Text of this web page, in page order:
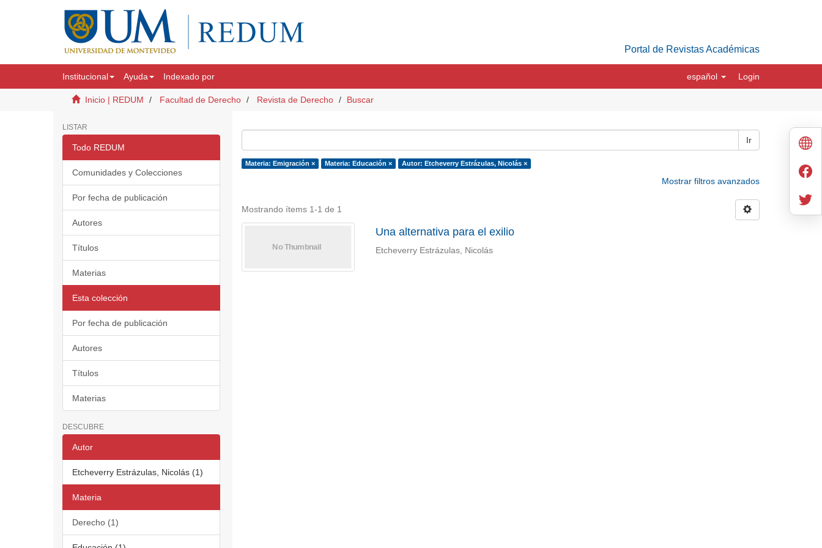
Portal de Revistas Académicas
Institucional Ayuda Indexado por español Login
Inicio | REDUM Facultad de Derecho Revista de Derecho Buscar
LISTAR
Todo REDUM
Comunidades y Colecciones
Por fecha de publicación
Autores
Títulos
Materias
Esta colección
Por fecha de publicación
Autores
Títulos
Materias
DESCUBRE
Autor
Etcheverry Estrázulas, Nicolás (1)
Materia
Derecho (1)
Ir
Materia: Emigración × Materia: Educación × Autor: Etcheverry Estrázulas, Nicolás ×
Mostrar filtros avanzados
Mostrando ítems 1-1 de 1
Una alternativa para el exilio
Etcheverry Estrázulas, Nicolás